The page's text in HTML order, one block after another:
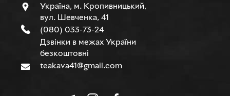
Україна, м. Кропивницький,
вул. Шевченка, 41
(080) 033-73-24
Дзвінки в межах України
безкоштовні
teakava41@gmail.com